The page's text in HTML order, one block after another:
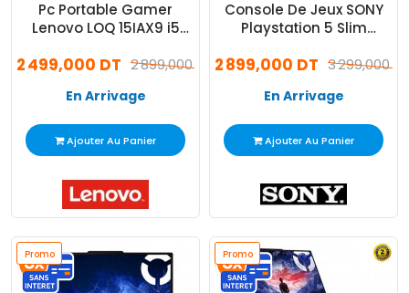
Pc Portable Gamer
Lenovo LOQ 15IAX9 i5
Windows 112 899,000 DT
2 499,000 DT
En Arrivage
Ajouter Au Panier
Console De Jeux SONY
Playstation 5 Slim
3 299,000
2 899,000 DT
En Arrivage
Ajouter Au Panier
Promo Promo